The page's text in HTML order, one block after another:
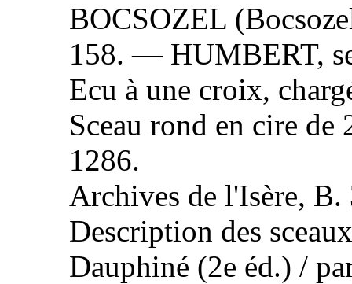
BOCSOZEL
158. — HUMBERT,
Ecu à une croix,
Sceau rond en cire de
1286.
Archives de l'Isère, B.
Description des
Dauphiné (2e éd.) /